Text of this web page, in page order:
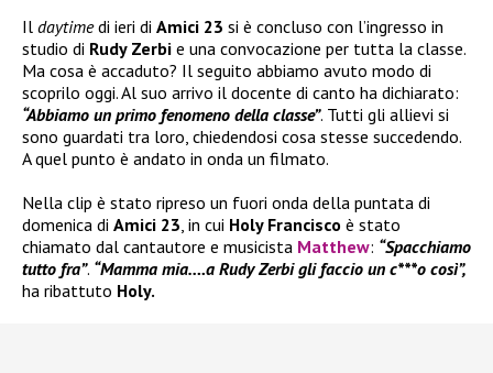
Il daytimedi ieri di Amici 23 si è concluso con l’ingresso in
studio di Rudy Zerbi e una convocazione per tutta la classe.
Ma cosa è accaduto? Il seguito abbiamo avuto modo di
scoprilo oggi. Al suo arrivo il docente di canto ha dichiarato:
“Abbiamo un primo fenomeno della classe”. Tutti gli allievi si
sono guardati tra loro, chiedendosi cosa stesse succedendo.
A quel punto è andato in onda un filmato.
Nella clip è stato ripreso un fuori onda della puntata di
domenica di Amici 23, in cui Holy Francisco è stato
chiamato dal cantautore e musicista Matthew: “Spacchiamo
tutto fra”. “Mamma mia….a Rudy Zerbi gli faccio un c***o così”,
ha ribattuto Holy.